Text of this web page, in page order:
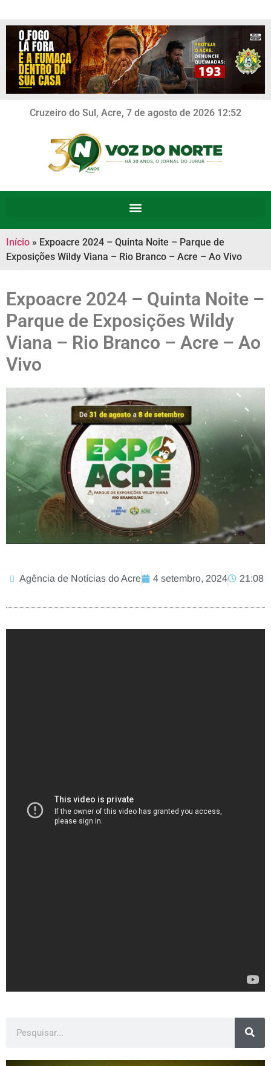
Cruzeiro do Sul, Acre, 7 de agosto de 2026 12:52
Início » Expoacre 2024 – Quinta Noite – Parque de
Exposições Wildy Viana – Rio Branco – Acre – Ao Vivo
Expoacre 2024 – Quinta Noite –
Parque de Exposições Wildy
Viana – Rio Branco – Acre – Ao
Vivo
Agência de Notícias do Acre 4 setembro, 2024 21:08